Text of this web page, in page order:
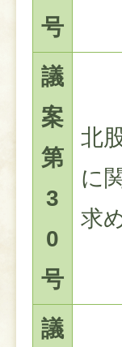
号
議
案
第
3
0
号
北
に
求
議